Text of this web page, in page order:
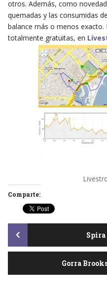
otros. Además, como
quemadas y las consumidas
balance más o menos
totalmente gratuitas, en
Comparte:
Post
Gorra